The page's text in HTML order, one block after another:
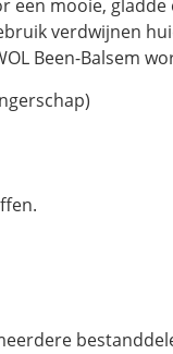
mooie,
verdwijnen
Been-Balsem